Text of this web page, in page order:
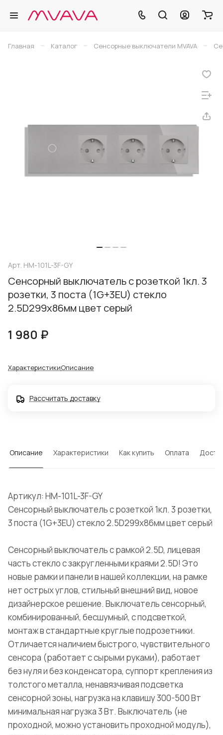
Главная – Каталог – Сенсорные выключатели MVAVA –
Арт. HM-101L-3F-GY
Сенсорный выключатель с розеткой 1кл. 3
розетки, 3 поста (1G+3EU) стекло
2.5D299х86мм цвет серый
1 980 ₽
ХарактеристикиОписание
Рассчитать доставку
Описание Характеристики Как купить Оплата
Артикул: HM-101L-3F-GY
Сенсорный выключатель с розеткой 1кл. 3 розетки,
3 поста (1G+3EU) стекло 2.5D299х86мм цвет серый
Сенсорный выключатель с рамкой 2.5D, лицевая
часть стекло с закругленными краями 2.5D! Это
новые рамки и панели в нашей коллекции, на рамке
нет острых углов, стильный внешний вид, новое
дизайнерское решение. Выключатель сенсорный,
комбинированный, бесшумный, с подсветкой,
монтаж в стандартные круглые подрозетники.
Отличается наличием быстрого, чувствительного
сенсора (работает с сырыми руками), работает
без нуля и без конденсатора, суппорт крепления из
толстого металла, ненавязчивая подсветка
сенсорной зоны, нагрузка на клавишу 300-500 Вт
минимальная нагрузка 3 Вт. Выключатель (не
проходной, можно установить проходной модуль),